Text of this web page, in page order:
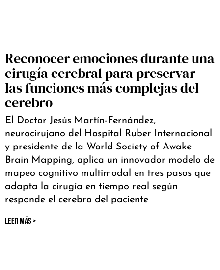
Reconocer emociones durante una
cirugía cerebral para preservar
las funciones más complejas del
cerebro
El Doctor Jesús Martín-Fernández,
neurocirujano del Hospital Ruber Internacional
y presidente de la World Society of Awake
Brain Mapping, aplica un innovador modelo de
mapeo cognitivo multimodal en tres pasos que
adapta la cirugía en tiempo real según
responde el cerebro del paciente
LEER MÁS >